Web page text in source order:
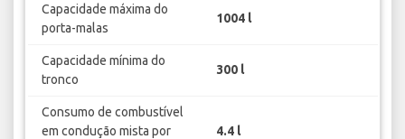
Capacidade máxima do
porta-malas
1004 l
Capacidade mínima do
tronco
300 l
Consumo de combustível
em condução mista por
4.4 l